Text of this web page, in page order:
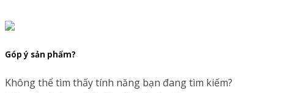
Góp ý sản phẩm?
Không thể tìm thấy tính năng bạn đang tìm kiếm?